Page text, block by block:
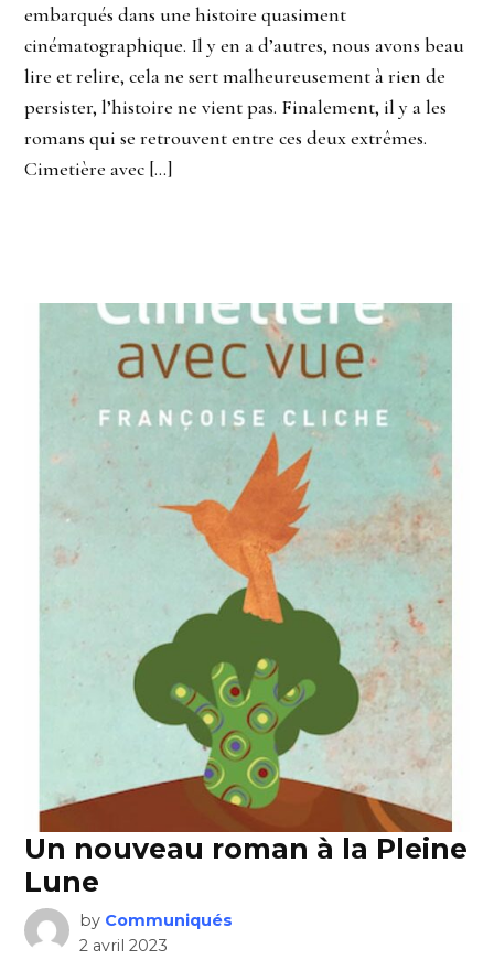
embarqués dans une histoire quasiment
cinématographique. Il y en a d’autres, nous avons beau
lire et relire, cela ne sert malheureusement à rien de
persister, l’histoire ne vient pas. Finalement, il y a les
romans qui se retrouvent entre ces deux extrêmes.
Cimetière avec […]
Un nouveau roman à la Pleine
Lune
by Communiqués
2 avril 2023